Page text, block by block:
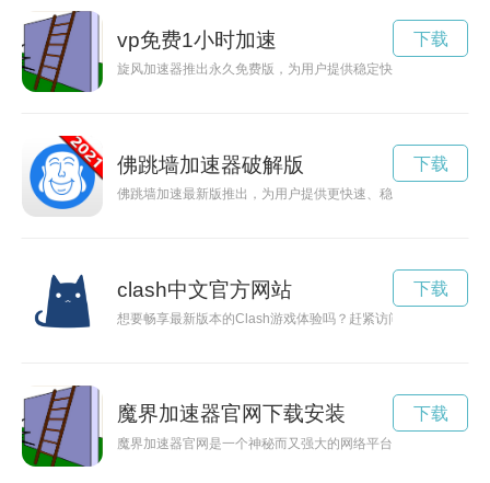
vp免费1小时加速
旋风加速器推出永久免费版，为用户提供稳定快速的网络加速
下载
佛跳墙加速器破解版
佛跳墙加速最新版推出，为用户提供更快速、稳定的网络加速服
下载
clash中文官方网站
想要畅享最新版本的Clash游戏体验吗？赶紧访问Clash官网，
下载
魔界加速器官网下载安装
魔界加速器官网是一个神秘而又强大的网络平台，让用户可以
下载